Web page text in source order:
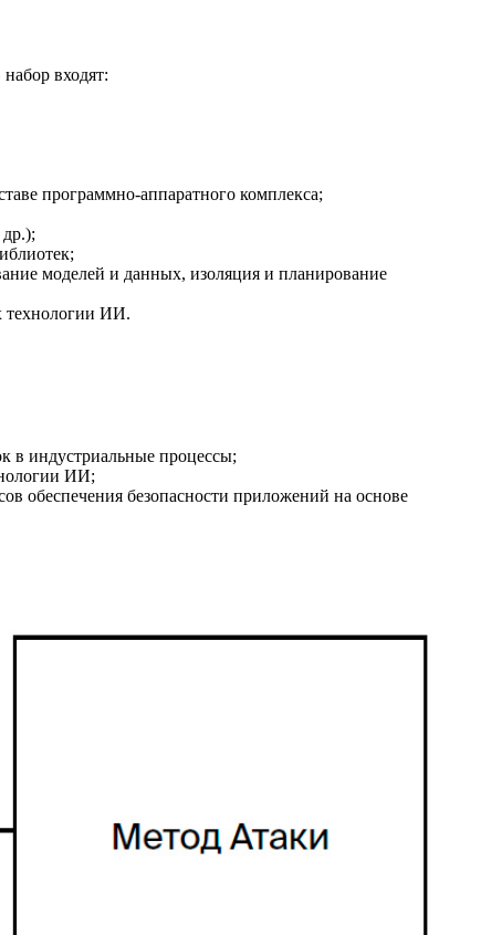
входят:
программно-аппаратного комплекса;
моделей и данных, изоляция и планирование
технологии ИИ.
в индустриальные процессы;
ИИ;
обеспечения безопасности приложений на основе